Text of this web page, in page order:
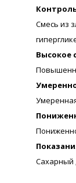
Смесь из
Высокое
Сахарный